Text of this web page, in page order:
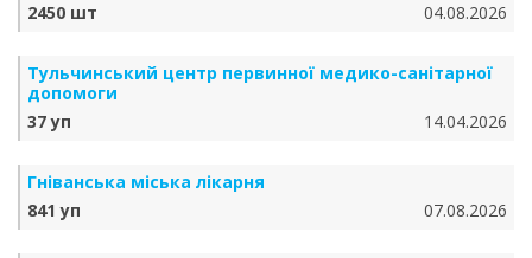
2450 шт
04.08.2026
Тульчинський центр первинної медико-санітарної
допомоги
37 уп
14.04.2026
Гніванська міська лікарня
841 уп
07.08.2026